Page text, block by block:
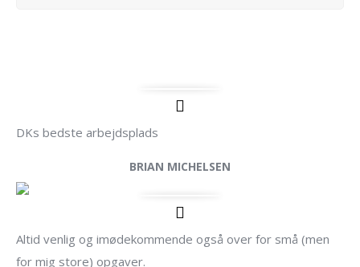
DKs bedste arbejdsplads
BRIAN MICHELSEN
Altid venlig og imødekommende også over for små (men
for mig store) opgaver.